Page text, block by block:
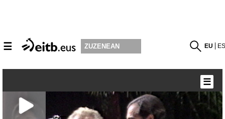
☰ ZUZENEAN EU
☰